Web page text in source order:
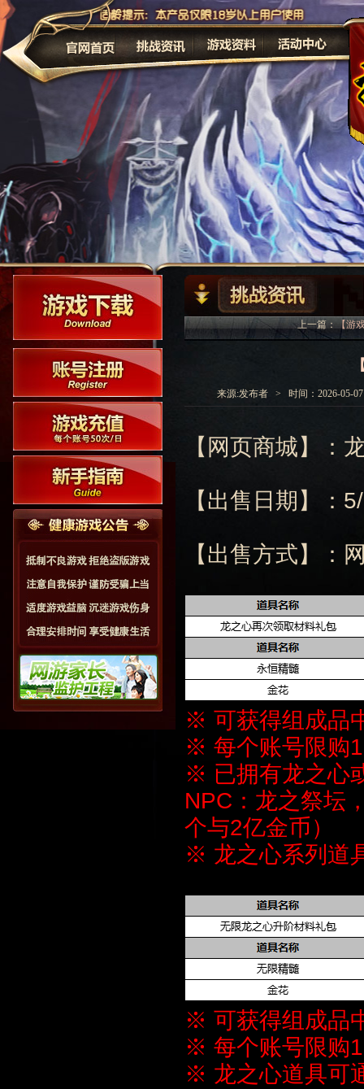
公告
上一篇： 【游
来源:发布者 > 时间：2026-05-07
【网页商城】：
【出售日期】：
【出售方式】：
※ 可获得组成品
※ 每个账号限购
※ 已拥有龙之心
NPC：龙之祭坛
个与2亿金币）
※ 龙之心系列道
※ 可获得组成品
※ 每个账号限购
※ 龙之心道具可